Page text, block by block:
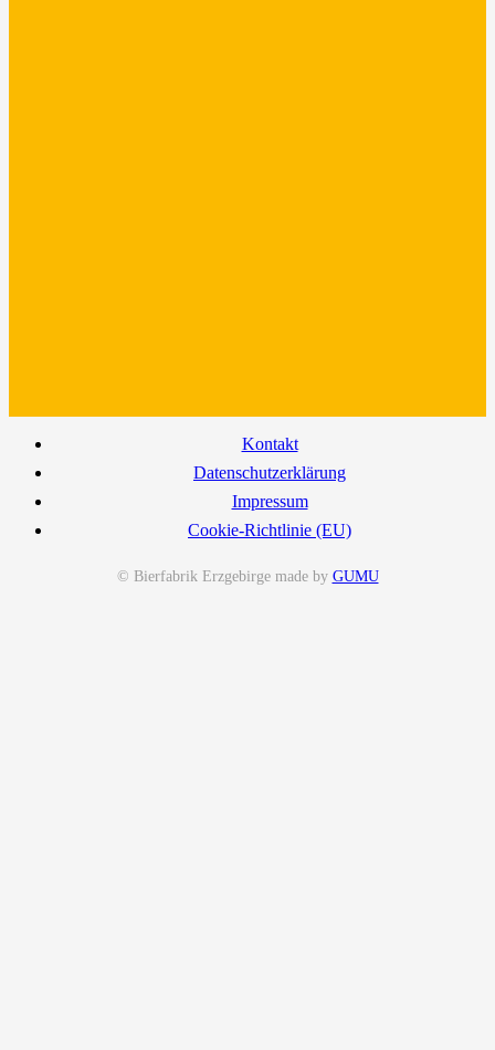
Kontakt
Datenschutzerklärung
Impressum
Cookie-Richtlinie (EU)
© Bierfabrik Erzgebirge made by GUMU